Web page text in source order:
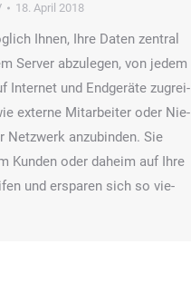
18. April 2018
Ihnen, Ihre Daten zen­tral
Ser­ver abzu­le­gen, von jedem
Inter­net und End­ge­rä­te zugrei­
exter­ne Mit­ar­bei­ter oder Nie­
Netz­werk anzu­bin­den. Sie
Kun­den oder daheim auf Ihre
und erspa­ren sich so vie­